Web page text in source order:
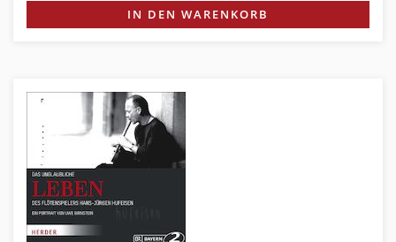
IN DEN WARENKORB